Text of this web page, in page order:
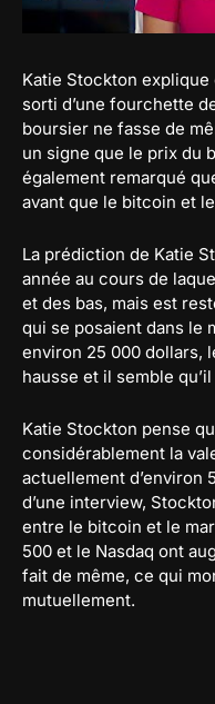
Katie Stockton
sorti d’une fourchette
boursier ne fasse de
un signe que le prix du
également remarqué
avant que le bitcoin et
La prédiction de Katie
année au cours de
et des bas, mais est
qui se posaient dans le
environ 25 000 dollars,
hausse et il semble
Katie Stockton pense
considérablement la
actuellement d’environ
d’une interview,
entre le bitcoin et le
500 et le Nasdaq ont
fait de même, ce qui
mutuellement.